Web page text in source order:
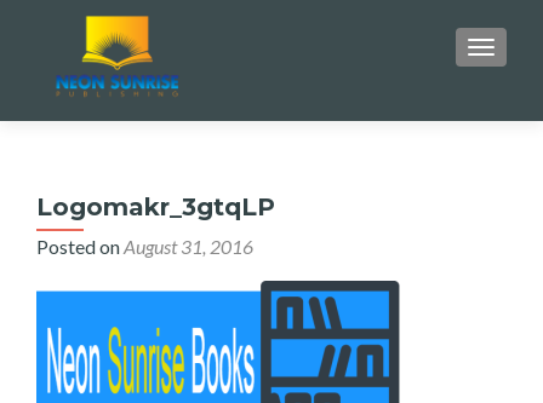
Logomakr_3gtqLP
Posted onAugust 31, 2016